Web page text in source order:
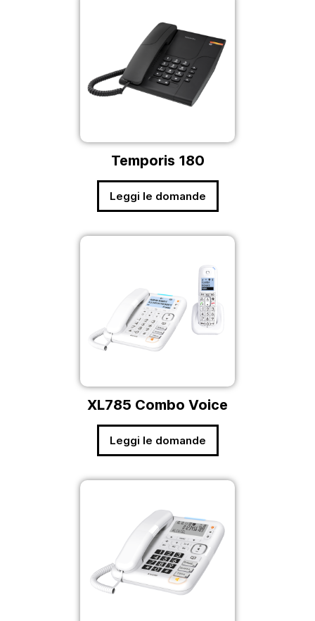
Temporis 180
Leggi le domande
XL785 Combo Voice
Leggi le domande